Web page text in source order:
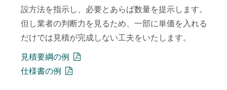
設方法を指示し、必要とあらば数量を提示します。
但し業者の判断力を見るため、一部に単価を入れる
だけでは見積が完成しない工夫をいたします。
見積要綱の例
仕様書の例